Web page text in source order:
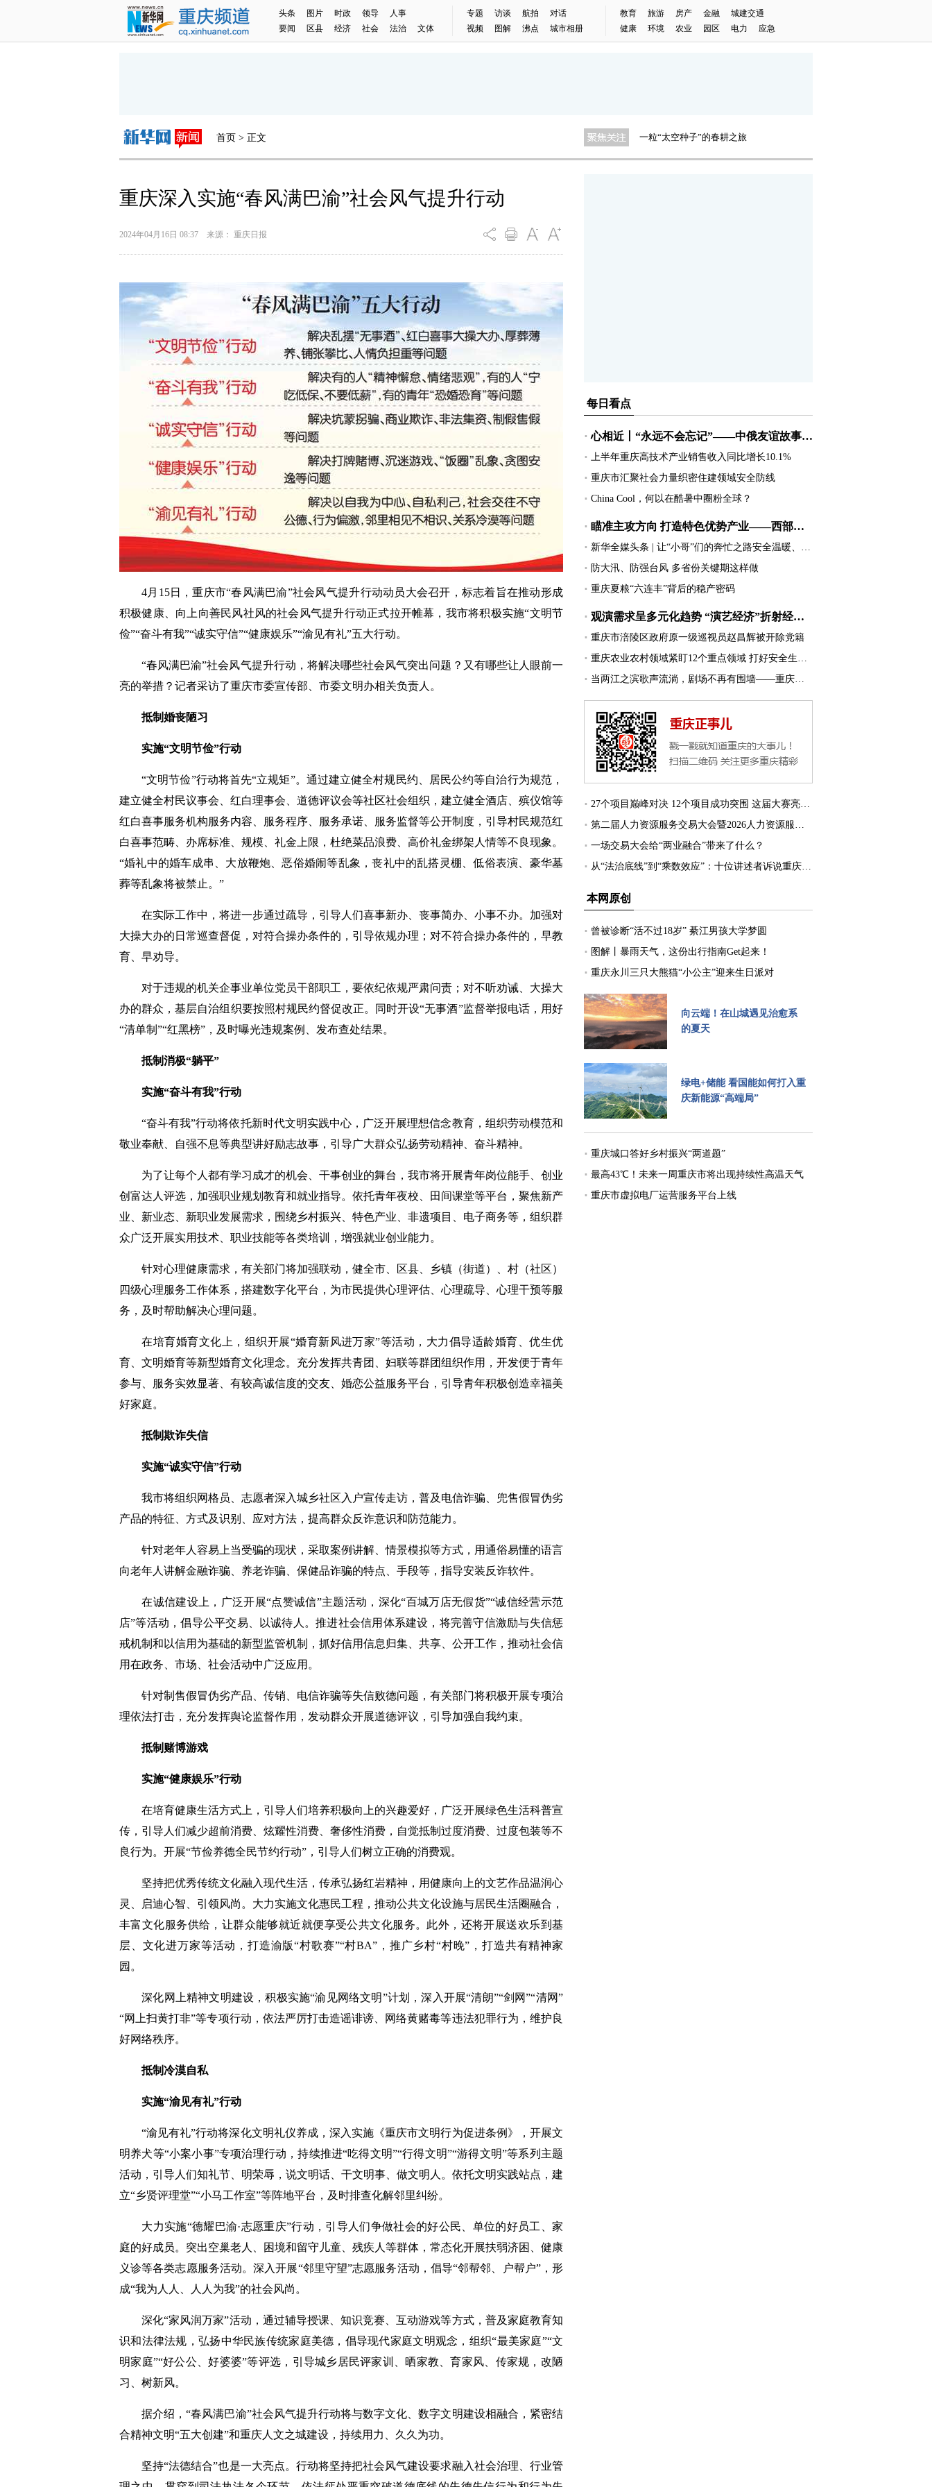
头条 图片 时政 领导
人事
要闻
区县 经济 社会 法治 文体
专题 访谈 航拍
对话
视频
图解 沸点 城市相册
教育 旅游 房产 金融
城建交通
健康
环境 农业 园区 电力 应急
首页 > 正文
一粒“太空种子”的春耕之旅
重庆深入实施“春风满巴渝”社会风气提升行动
2024年04月16日 08:37 来源： 重庆日报
4月15日，重庆市“春风满巴渝”社会风气提升行动动员大会召开，标志着旨在推动形成
积极健康、向上向善民风社风的社会风气提升行动正式拉开帷幕，我市将积极实施“文明节
俭”“奋斗有我”“诚实守信”“健康娱乐”“渝见有礼”五大行动。
“春风满巴渝”社会风气提升行动，将解决哪些社会风气突出问题？又有哪些让人眼前一
亮的举措？记者采访了重庆市委宣传部、市委文明办相关负责人。
抵制婚丧陋习
实施“文明节俭”行动
“文明节俭”行动将首先“立规矩”。通过建立健全村规民约、居民公约等自治行为规范，
建立健全村民议事会、红白理事会、道德评议会等社区社会组织，建立健全酒店、殡仪馆等
红白喜事服务机构服务内容、服务程序、服务承诺、服务监督等公开制度，引导村民规范红
白喜事范畴、办席标准、规模、礼金上限，杜绝菜品浪费、高价礼金绑架人情等不良现象。
“婚礼中的婚车成串、大放鞭炮、恶俗婚闹等乱象，丧礼中的乱搭灵棚、低俗表演、豪华墓
葬等乱象将被禁止。”
在实际工作中，将进一步通过疏导，引导人们喜事新办、丧事简办、小事不办。加强对
大操大办的日常巡查督促，对符合操办条件的，引导依规办理；对不符合操办条件的，早教
育、早劝导。
对于违规的机关企事业单位党员干部职工，要依纪依规严肃问责；对不听劝诫、大操大
办的群众，基层自治组织要按照村规民约督促改正。同时开设“无事酒”监督举报电话，用好
“清单制”“红黑榜”，及时曝光违规案例、发布查处结果。
抵制消极“躺平”
实施“奋斗有我”行动
“奋斗有我”行动将依托新时代文明实践中心，广泛开展理想信念教育，组织劳动模范和
敬业奉献、自强不息等典型讲好励志故事，引导广大群众弘扬劳动精神、奋斗精神。
为了让每个人都有学习成才的机会、干事创业的舞台，我市将开展青年岗位能手、创业
创富达人评选，加强职业规划教育和就业指导。依托青年夜校、田间课堂等平台，聚焦新产
业、新业态、新职业发展需求，围绕乡村振兴、特色产业、非遗项目、电子商务等，组织群
众广泛开展实用技术、职业技能等各类培训，增强就业创业能力。
针对心理健康需求，有关部门将加强联动，健全市、区县、乡镇（街道）、村（社区）
四级心理服务工作体系，搭建数字化平台，为市民提供心理评估、心理疏导、心理干预等服
务，及时帮助解决心理问题。
在培育婚育文化上，组织开展“婚育新风进万家”等活动，大力倡导适龄婚育、优生优
育、文明婚育等新型婚育文化理念。充分发挥共青团、妇联等群团组织作用，开发便于青年
参与、服务实效显著、有较高诚信度的交友、婚恋公益服务平台，引导青年积极创造幸福美
好家庭。
抵制欺诈失信
实施“诚实守信”行动
我市将组织网格员、志愿者深入城乡社区入户宣传走访，普及电信诈骗、兜售假冒伪劣
产品的特征、方式及识别、应对方法，提高群众反诈意识和防范能力。
针对老年人容易上当受骗的现状，采取案例讲解、情景模拟等方式，用通俗易懂的语言
向老年人讲解金融诈骗、养老诈骗、保健品诈骗的特点、手段等，指导安装反诈软件。
在诚信建设上，广泛开展“点赞诚信”主题活动，深化“百城万店无假货”“诚信经营示范
店”等活动，倡导公平交易、以诚待人。推进社会信用体系建设，将完善守信激励与失信惩
戒机制和以信用为基础的新型监管机制，抓好信用信息归集、共享、公开工作，推动社会信
用在政务、市场、社会活动中广泛应用。
针对制售假冒伪劣产品、传销、电信诈骗等失信败德问题，有关部门将积极开展专项治
理依法打击，充分发挥舆论监督作用，发动群众开展道德评议，引导加强自我约束。
抵制赌博游戏
实施“健康娱乐”行动
在培育健康生活方式上，引导人们培养积极向上的兴趣爱好，广泛开展绿色生活科普宣
传，引导人们减少超前消费、炫耀性消费、奢侈性消费，自觉抵制过度消费、过度包装等不
良行为。开展“节俭养德全民节约行动”，引导人们树立正确的消费观。
坚持把优秀传统文化融入现代生活，传承弘扬红岩精神，用健康向上的文艺作品温润心
灵、启迪心智、引领风尚。大力实施文化惠民工程，推动公共文化设施与居民生活圈融合，
丰富文化服务供给，让群众能够就近就便享受公共文化服务。此外，还将开展送欢乐到基
层、文化进万家等活动，打造渝版“村歌赛”“村BA”，推广乡村“村晚”，打造共有精神家
园。
深化网上精神文明建设，积极实施“渝见网络文明”计划，深入开展“清朗”“剑网”“清网”
“网上扫黄打非”等专项行动，依法严厉打击造谣诽谤、网络黄赌毒等违法犯罪行为，维护良
好网络秩序。
抵制冷漠自私
实施“渝见有礼”行动
“渝见有礼”行动将深化文明礼仪养成，深入实施《重庆市文明行为促进条例》，开展文
明养犬等“小案小事”专项治理行动，持续推进“吃得文明”“行得文明”“游得文明”等系列主题
活动，引导人们知礼节、明荣辱，说文明话、干文明事、做文明人。依托文明实践站点，建
立“乡贤评理堂”“小马工作室”等阵地平台，及时排查化解邻里纠纷。
大力实施“德耀巴渝·志愿重庆”行动，引导人们争做社会的好公民、单位的好员工、家
庭的好成员。突出空巢老人、困境和留守儿童、残疾人等群体，常态化开展扶弱济困、健康
义诊等各类志愿服务活动。深入开展“邻里守望”志愿服务活动，倡导“邻帮邻、户帮户”，形
成“我为人人、人人为我”的社会风尚。
深化“家风润万家”活动，通过辅导授课、知识竞赛、互动游戏等方式，普及家庭教育知
识和法律法规，弘扬中华民族传统家庭美德，倡导现代家庭文明观念，组织“最美家庭”“文
明家庭”“好公公、好婆婆”等评选，引导城乡居民评家训、晒家教、育家风、传家规，改陋
习、树新风。
据介绍，“春风满巴渝”社会风气提升行动将与数字文化、数字文明建设相融合，紧密结
合精神文明“五大创建”和重庆人文之城建设，持续用力、久久为功。
坚持“法德结合”也是一大亮点。行动将坚持把社会风气建设要求融入社会治理、行业管